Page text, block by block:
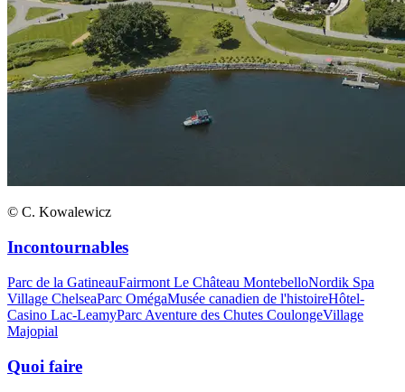
© C. Kowalewicz
Incontournables
Parc de la GatineauFairmont Le Château MontebelloNordik Spa
Village ChelseaParc OmégaMusée canadien de l'histoireHôtel-
Casino Lac-LeamyParc Aventure des Chutes CoulongeVillage
Majopial
Quoi faire